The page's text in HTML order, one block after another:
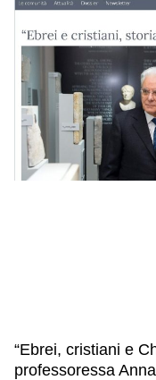
IL NOSTRO STAFF
EDUCAZIONE
SCUOLE
INSEGNANTI
GIOVANI, ADULTI
CULTURA
CAPIRE L’EBRAISMO
CALENDARIO &
OGGETTI & SIMBOLI
IL CICLO DELLA VITA
#ITALIAEBRAICA
SHOAH
“Ebrei, cristiani e
professoressa